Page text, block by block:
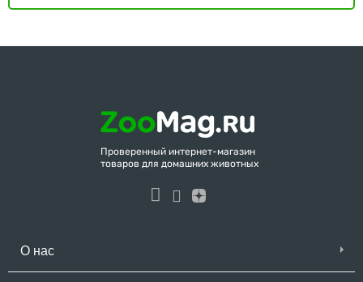
Проверенный интернет-магазин
товаров для домашних животных
О нас